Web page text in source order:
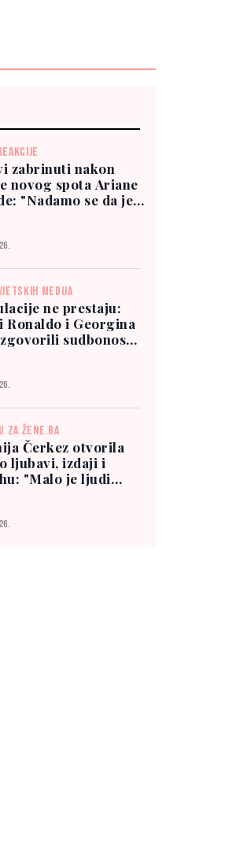
zabrinuti nakon
novog spota Ariane
"Nadamo se da je
MEDIJA
ne prestaju:
Ronaldo i Georgina
sudbonosno
ZA ŽENE.BA
Čerkez otvorila
ljubavi, izdaji i
"Malo je ljudi